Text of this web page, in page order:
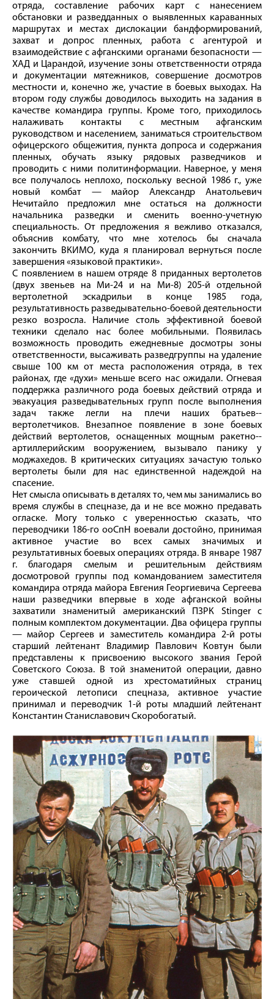
отряда, составление рабочих карт с нанесением
обстановки и разведданных о выявленных караванных
маршрутах и местах дислокации бандформирований,
захват и допрос пленных, работа с агентурой и
взаимодействие с афганскими органами безопасности —
ХАД и Царандой, изучение зоны ответственности отряда
и документации мятежников, совершение досмотров
местности и, конечно же, участие в боевых выходах. На
втором году службы доводилось выходить на задания в
качестве командира группы. Кроме того, приходилось
налаживать контакты с местным афганским
руководством и населением, заниматься строительством
офицерского общежития, пункта допроса и содержания
пленных, обучать языку рядовых разведчиков и
проводить с ними политинформации. Наверное, у меня
все получалось неплохо, поскольку весной 1986 г., уже
новый комбат — майор Александр Анатольевич
Нечитайло предложил мне остаться на должности
начальника разведки и сменить военно-­учетную
специальность. От предложения я вежливо отказался,
объяснив комбату, что мне хотелось бы сначала
закончить ВКИМО, куда я планировал вернуться после
завершения «языковой практики».
С появлением в нашем отряде 8 приданных вертолетов
(двух звеньев на Ми‑24 и на Ми‑8) 205‑й отдельной
вертолетной эскадрильи в конце 1985 года,
результативность разведывательно-­боевой деятельности
резко возросла. Наличие столь эффективной боевой
техники сделало нас более мобильными. Появилась
возможность проводить ежедневные досмотры зоны
ответственности, высаживать разведгруппы на удаление
свыше 100 км от места расположения отряда, в тех
районах, где «духи» меньше всего нас ожидали. Огневая
поддержка различного рода боевых действий отряда и
эвакуация разведывательных групп после выполнения
задач также легли на плечи наших братьев-­
вертолетчиков. Внезапное появление в зоне боевых
действий вертолетов, оснащенных мощным ракетно-­
артиллерийским вооружением, вызывало панику у
моджахедов. В критических ситуациях зачастую только
вертолеты были для нас единственной надеждой на
спасение.
Нет смысла описывать в деталях то, чем мы занимались во
время службы в спецназе, да и не все можно предавать
огласке. Могу только с уверенностью сказать, что
переводчики 186‑го ооСпН воевали достойно, принимая
активное участие во всех самых значимых и
результативных боевых операциях отряда. В январе 1987
г. благодаря смелым и решительным действиям
досмотровой группы под командованием заместителя
командира отряда майора Евгения Георгиевича Сергеева
наши разведчики впервые в ходе афганской вой­ны
захватили знаменитый американский ПЗРК Stinger с
полным комплектом документации. Два офицера группы
— майор Сергеев и заместитель командира 2‑й роты
старший лейтенант Владимир Павлович Ковтун были
представлены к присвоению высокого звания Герой
Советского Союза. В той знаменитой операции, давно
уже ставшей одной из хрестоматийных страниц
героической летописи спецназа, активное участие
принимал и переводчик 1‑й роты младший лейтенант
Константин Станиславович Скоробогатый.